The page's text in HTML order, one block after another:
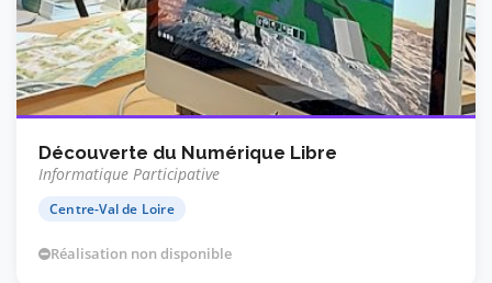
Découverte du Numérique Libre
Informatique Participative
Centre-Val de Loire
Réalisation non disponible